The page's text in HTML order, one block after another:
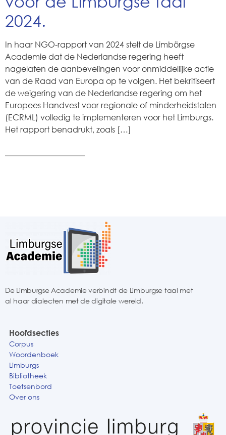
2024.
In haar NGO-rapport van 2024 stelt de Limbörgse
Academie dat de Nederlandse regering heeft
nagelaten de aanbevelingen voor onmiddellijke actie
van de Raad van Europa op te volgen. Het bekritiseert
de weigering van de Nederlandse regering om het
Europees Handvest voor regionale of minderheidstalen
(ECRML) volledig te implementeren voor het Limburgs.
Het rapport benadrukt, zoals […]
De Limburgse Academie verbindt de Limburgse taal met
al haar dialecten met de digitale wereld.
Hoofdsecties
Corpus
Woordenboek
Limburgs
Bibliotheek
Toetsenbord
Over ons